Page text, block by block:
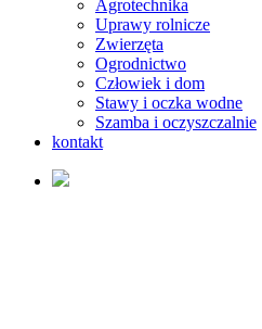
Agrotechnika
Uprawy rolnicze
Zwierzęta
Ogrodnictwo
Człowiek i dom
Stawy i oczka wodne
Szamba i oczyszczalnie
kontakt